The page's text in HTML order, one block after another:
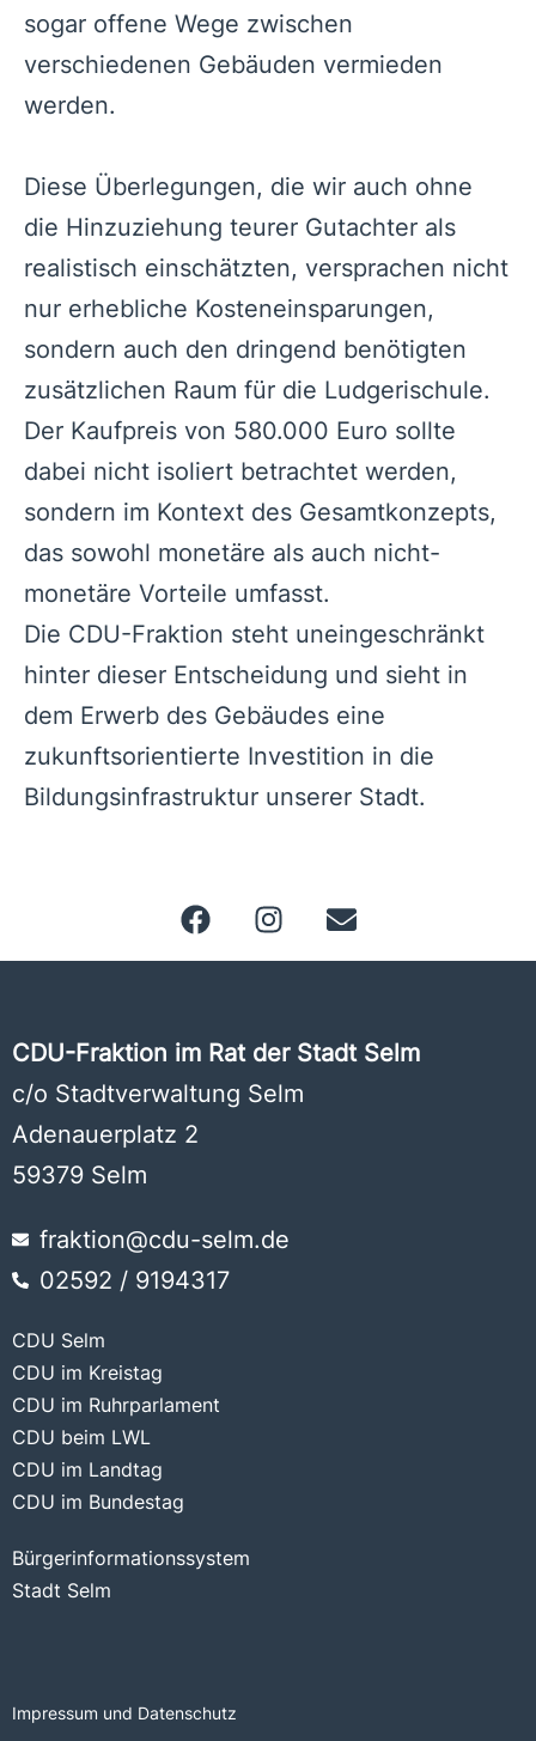
sogar offene Wege zwischen
verschiedenen Gebäuden vermieden
werden.
Diese Überlegungen, die wir auch ohne
die Hinzuziehung teurer Gutachter als
realistisch einschätzten, versprachen nicht
nur erhebliche Kosteneinsparungen,
sondern auch den dringend benötigten
zusätzlichen Raum für die Ludgerischule.
Der Kaufpreis von 580.000 Euro sollte
dabei nicht isoliert betrachtet werden,
sondern im Kontext des Gesamtkonzepts,
das sowohl monetäre als auch nicht-
monetäre Vorteile umfasst.
Die CDU-Fraktion steht uneingeschränkt
hinter dieser Entscheidung und sieht in
dem Erwerb des Gebäudes eine
zukunftsorientierte Investition in die
Bildungsinfrastruktur unserer Stadt.
CDU-Fraktion im Rat der Stadt Selm
c/o Stadtverwaltung Selm
Adenauerplatz 2
59379 Selm
fraktion@cdu-selm.de
02592 / 9194317
CDU Selm
CDU im Kreistag
CDU im Ruhrparlament
CDU beim LWL
CDU im Landtag
CDU im Bundestag
Bürgerinformationssystem
Stadt Selm
Impressum und Datenschutz